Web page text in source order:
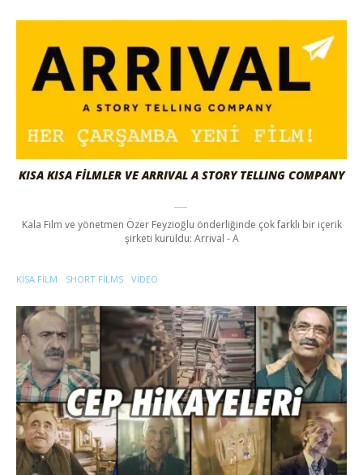
KISA KISA FİLMLER VE ARRIVAL A STORY TELLING COMPANY
Kala Film ve yönetmen Özer Feyzioğlu önderliğinde çok farklı bir içerik
şirketi kuruldu: Arrival - A
KISA FILM SHORT FILMS VIDEO